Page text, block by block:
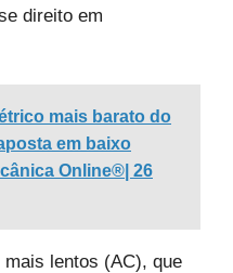
direito em
mais barato do
em baixo
Online®| 26
lentos (AC), que